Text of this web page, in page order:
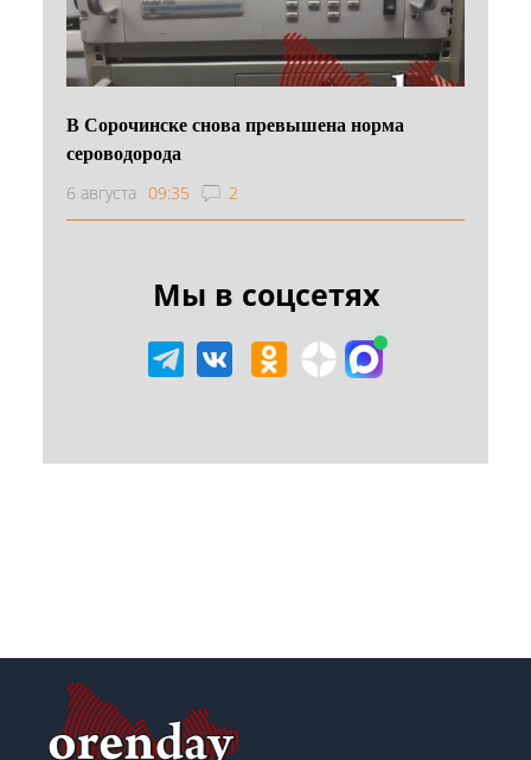
В Сорочинске снова превышена норма
сероводорода
6 августа 09:35 2
Мы в соцсетях